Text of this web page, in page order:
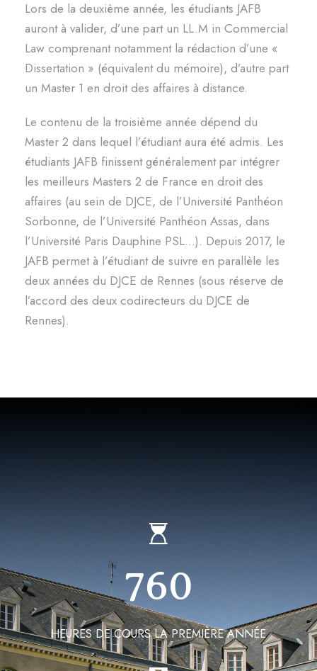
Lors de la deuxième année, les étudiants JAFB
auront à valider, d’une part un LL.M in Commercial
Law comprenant notamment la rédaction d’une «
Dissertation » (équivalent du mémoire), d’autre part
un Master 1 en droit des affaires à distance.
Le contenu de la troisième année dépend du
Master 2 dans lequel l’étudiant aura été admis. Les
étudiants JAFB finissent généralement par intégrer
les meilleurs Masters 2 de France en droit des
affaires (au sein de DJCE, de l’Université Panthéon
Sorbonne, de l’Université Panthéon Assas, dans
l’Université Paris Dauphine PSL…). Depuis 2017, le
JAFB permet à l’étudiant de suivre en parallèle les
deux années du DJCE de Rennes (sous réserve de
l’accord des deux codirecteurs du DJCE de
Rennes).
760
HEURES DE COURS LA PREMIÈRE ANNÉE